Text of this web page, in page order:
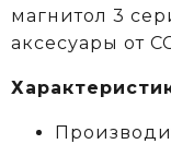
магнитол 3
аксеcуары от